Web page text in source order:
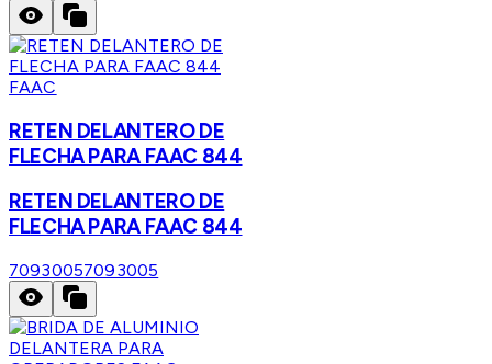
FAAC
RETEN DELANTERO DE
FLECHA PARA FAAC 844
RETEN DELANTERO DE
FLECHA PARA FAAC 844
70930057093005